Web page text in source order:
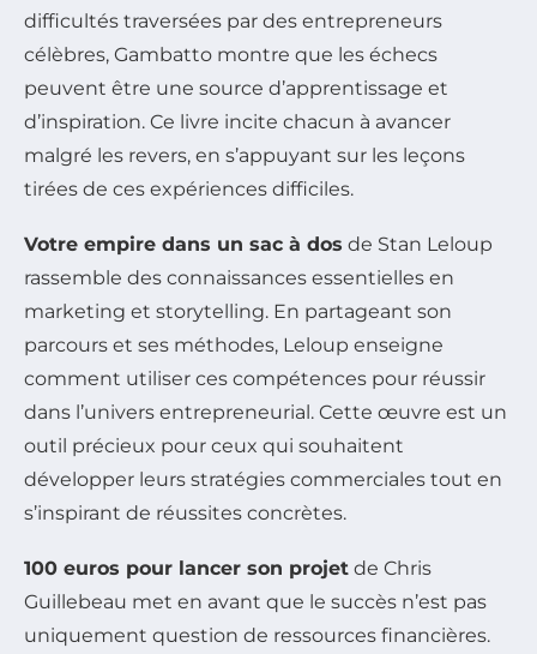
difficultés traversées par des entrepreneurs
célèbres, Gambatto montre que les échecs
peuvent être une source d’apprentissage et
d’inspiration. Ce livre incite chacun à avancer
malgré les revers, en s’appuyant sur les leçons
tirées de ces expériences difficiles.
Votre empire dans un sac à dos de Stan Leloup
rassemble des connaissances essentielles en
marketing et storytelling. En partageant son
parcours et ses méthodes, Leloup enseigne
comment utiliser ces compétences pour réussir
dans l’univers entrepreneurial. Cette œuvre est un
outil précieux pour ceux qui souhaitent
développer leurs stratégies commerciales tout en
s’inspirant de réussites concrètes.
100 euros pour lancer son projet de Chris
Guillebeau met en avant que le succès n’est pas
uniquement question de ressources financières.